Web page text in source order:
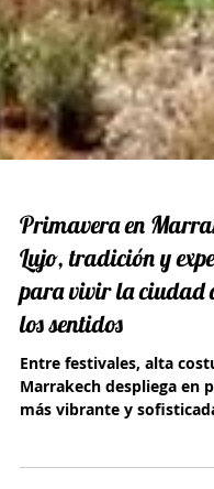
Primavera en
para vivir la ciudad